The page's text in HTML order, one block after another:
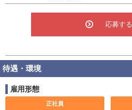
応募する
待遇・環境
雇用形態
正社員